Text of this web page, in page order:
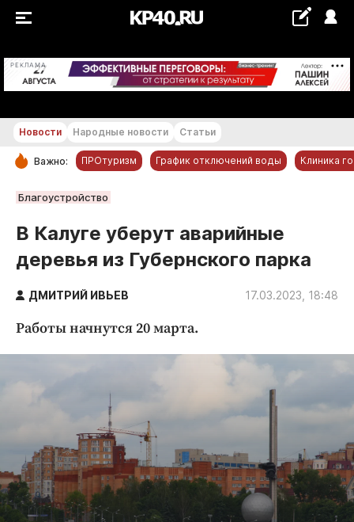
РЕКЛАМА +20...+21 °С
РУБРИКИ
Новости компаний
Статьи
Народные новости
Благоустройство
Недвижимость и ЖКХ
Образование
Общество
Погода
Праздники
Новости Народные новости Статьи
Важно: ПРОтуризм График отключений воды Клиника
Благоустройство
В Калуге уберут аварийные
деревья из Губернского парка
ДМИТРИЙ ИВЬЕВ 17.03.2023, 18:48
Работы начнутся 20 марта.